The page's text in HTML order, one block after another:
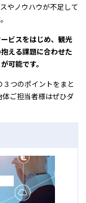
やノウハウが不足して
ビスをはじめ、観光
える課題に合わせた
可能です。
つのポイントをまと
ご担当者様はぜひダ